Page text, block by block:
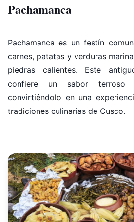
Pachamanca
Pachamanca es un festín
carnes, patatas y verduras
piedras calientes. Este
confiere un sabor
convirtiéndolo en una
tradiciones culinarias de Cusco.